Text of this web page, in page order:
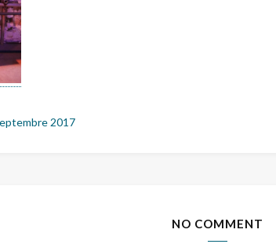
2017
NO COMMENT